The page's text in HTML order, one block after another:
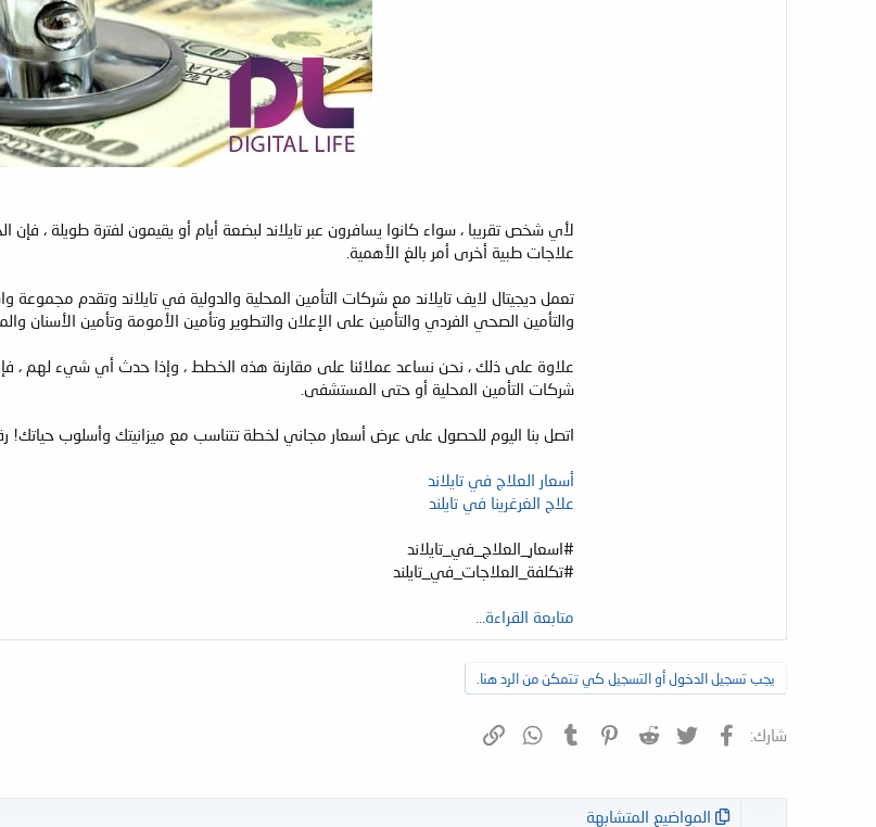
لأي شخص تقريبا ، سواء كانوا يسافرون عبر تايلاند لبضعة أيام أو يقيمون لفترة
علاجات طبية أخرى أمر بالغ الأهمية.
تعمل ديجيتال لايف تايلاند مع شركات التأمين المحلية والدولية في تايلاند وتقدم
والتأمين الصحي الفردي والتأمين على الإعلان والتطوير وتأمين الأمومة وتأمين الأسنان
علاوة على ذلك ، نحن نساعد عملائنا على مقارنة هذه الخطط ، وإذا حدث أي شيء لهم ،
شركات التأمين المحلية أو حتى المستشفى.
اتصل بنا اليوم للحصول على عرض أسعار مجاني لخطة تتناسب مع ميزانيتك وأسلوب حياتك!
أسعار العلاج في تايلاند
علاج الغرغرينا في تايلند
#اسعار_العلاج_في_تايلاند
#تكلفة_العلاجات_في_تايلند
متابعة القراءة...
يجب تسجيل الدخول أو التسجيل كي تتمكن من الرد هنا.
شارك: فيسبوك تويتر Reddit
Pinterest
Tumblr
WhatsApp
المواضيع المتشابهة